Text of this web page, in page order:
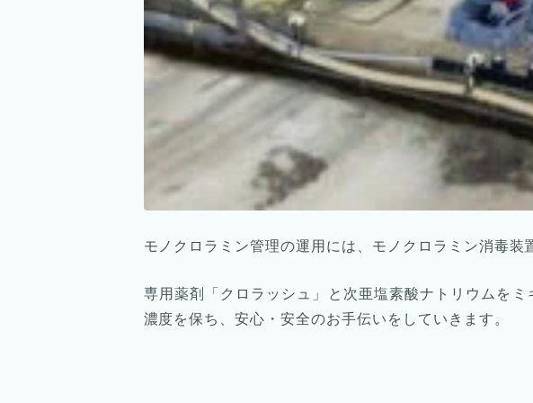
モノクロラミン管理の運用には、モノクロラミン消毒装
専用薬剤「クロラッシュ」と次亜塩素酸ナトリウムを
濃度を保ち、安心・安全のお手伝いをしていきます。